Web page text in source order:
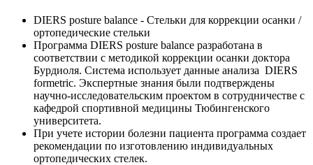
DIERS posture balance - Стельки для коррекции осанки /
ортопедические стельки
Программа DIERS posture balance разработана в
соответствии с методикой коррекции осанки доктора
Бурдиоля. Система использует данные анализа DIERS
formetric. Экспертные знания были подтверждены
научно-исследовательским проектом в сотрудничестве с
кафедрой спортивной медицины Тюбингенского
университета.
При учете истории болезни пациента программа создает
рекомендации по изготовлению индивидуальных
ортопедических стелек.